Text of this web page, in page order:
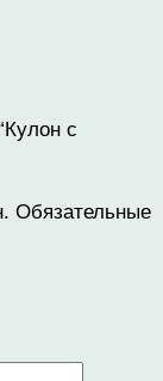
с
Обязательные